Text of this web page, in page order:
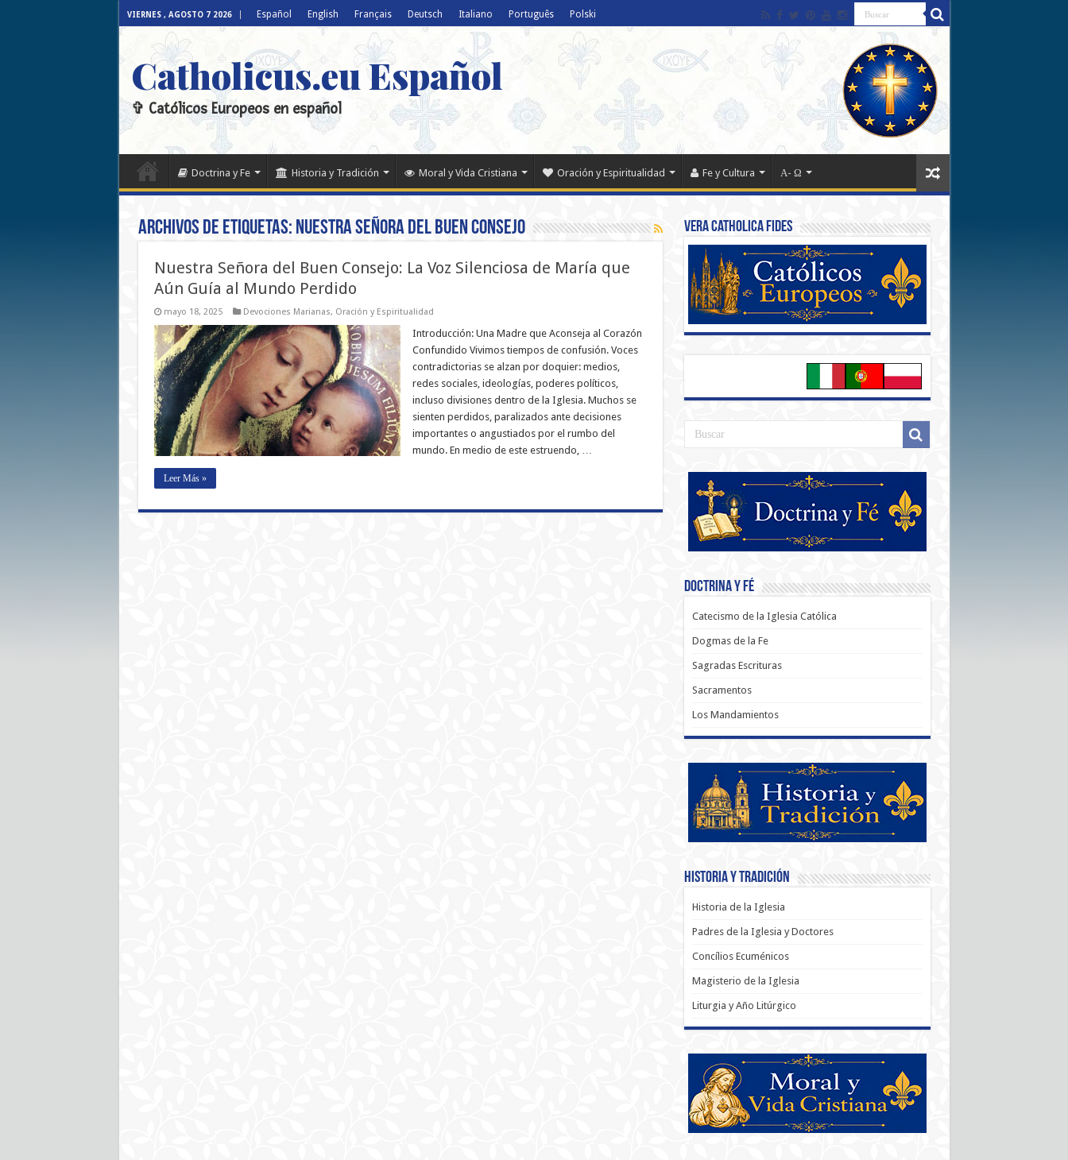
VIERNES , AGOSTO 7 2026 Español English Français Deutsch Italiano Português Polski
Catholicus.eu Español
✞ Católicos Europeos en español
Doctrina y Fe Historia y Tradición Moral y Vida Cristiana Oración y Espiritualidad Fe y Cultura Α- Ω
Archivos de etiquetas: Nuestra Señora del Buen Consejo
Nuestra Señora del Buen Consejo: La Voz Silenciosa de María que
Aún Guía al Mundo Perdido
mayo 18, 2025 Devociones Marianas, Oración y Espiritualidad
Introducción: Una Madre que Aconseja al Corazón
Confundido Vivimos tiempos de confusión. Voces
contradictorias se alzan por doquier: medios,
redes sociales, ideologías, poderes políticos,
incluso divisiones dentro de la Iglesia. Muchos se
sienten perdidos, paralizados ante decisiones
importantes o angustiados por el rumbo del
mundo. En medio de este estruendo, …
Leer Más »
Vera Catholica Fides
Doctrina y Fé
Catecismo de la Iglesia Católica
Dogmas de la Fe
Sagradas Escrituras
Sacramentos
Los Mandamientos
Historia y Tradición
Historia de la Iglesia
Padres de la Iglesia y Doctores
Concílios Ecuménicos
Magisterio de la Iglesia
Liturgia y Año Litúrgico